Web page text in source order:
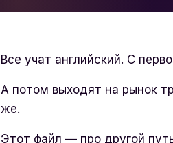
Все учат английский. С
А потом выходят на рынок
же.
Этот файл — про другой